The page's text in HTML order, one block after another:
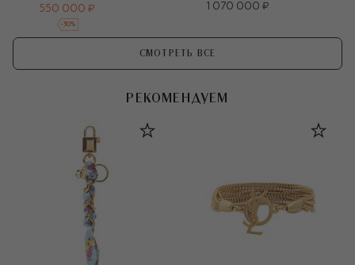
550 000 ₽
-30%
1 070 000 ₽
СМОТРЕТЬ ВСЕ
РЕКОМЕНДУЕМ